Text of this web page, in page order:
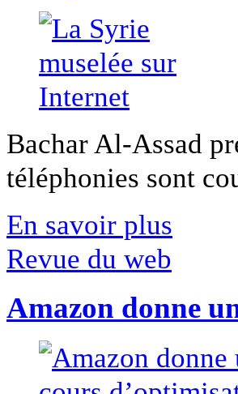
Bachar Al-Assad
téléphonies sont
En savoir plus
Revue du web
Amazon donne